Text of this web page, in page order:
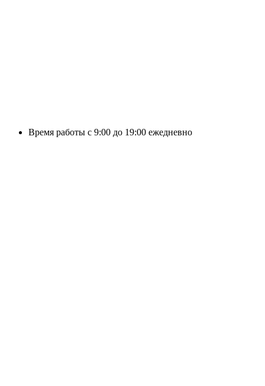
Время работы с 9:00 до 19:00 ежедневно